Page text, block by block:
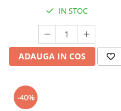
IN STOC
ADAUGA IN COS
-40%